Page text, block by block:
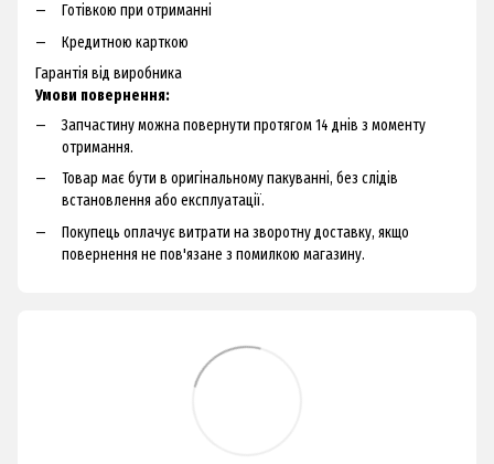
Готівкою при отриманні
Кредитною карткою
Гарантія від виробника
Умови повернення:
Запчастину можна повернути протягом 14 днів з моменту
отримання.
Товар має бути в оригінальному пакуванні, без слідів
встановлення або експлуатації.
Покупець оплачує витрати на зворотну доставку, якщо
повернення не пов'язане з помилкою магазину.